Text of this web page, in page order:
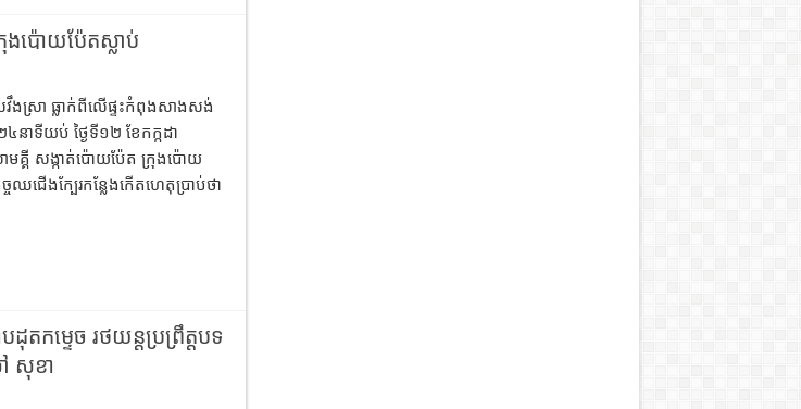
ងប៉ោយប៉ែតស្លាប់
ស្រា ធ្លាក់ពីលើផ្ទះកំពុងសាងសង់
នាទីយប់ ថ្ងៃទី១២ ខែកក្កដា
គ្គី សង្កាត់ប៉ោយប៉ែត ក្រុងប៉ោយ
ជើងក្បែរកន្លែងកើតហេតុប្រាប់ថា
តកម្ទេច រថយន្តប្រព្រឹត្តបទ
សុខា